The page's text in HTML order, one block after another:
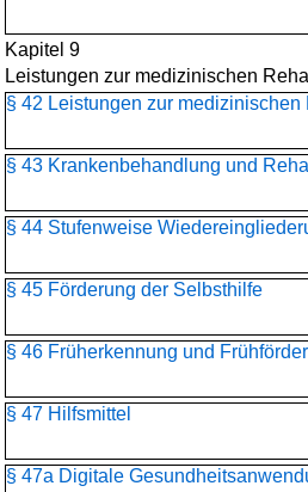
Kapitel 9
Leistungen zur medizinischen
§ 42 Leistungen zur medizinischen
§ 43 Krankenbehandlung und
§ 44 Stufenweise
§ 45 Förderung der Selbsthilfe
§ 46 Früherkennung und
§ 47 Hilfsmittel
§ 47a Digitale